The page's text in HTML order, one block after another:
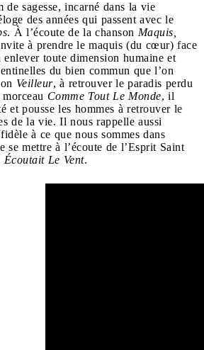
sagesse, incarné dans la vie
des années qui passent avec le
. À l’écoute de la chanson Maquis,
à prendre le maquis (du cœur) face
toute dimension humaine et
du bien commun que l’on
Veilleur, à retrouver le paradis perdu
Comme Tout Le Monde, il
et pousse les hommes à retrouver le
de la vie. Il nous rappelle aussi
à ce que nous sommes dans
se mettre à l’écoute de l’Esprit Saint
Écoutait Le Vent.